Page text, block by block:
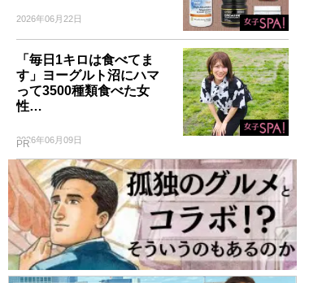
2026年06月22日
「毎日1キロは食べてま
す」ヨーグルト沼にハマ
って3500種類食べた女
性…
2026年06月09日
PR